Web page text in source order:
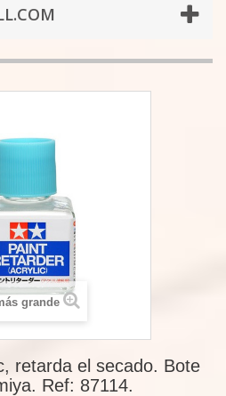
grande
retarda el secado. Bote
Ref: 87114.